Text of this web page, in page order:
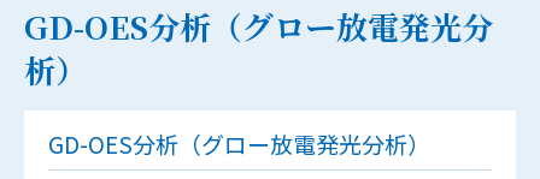
GD-OES分析（グロー放電発光分
析）
GD-OES分析（グロー放電発光分析）